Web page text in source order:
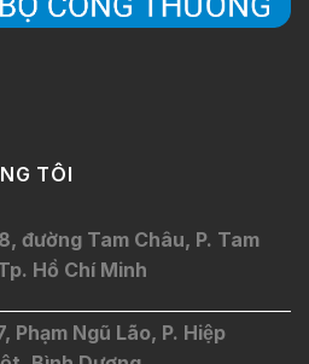
TÔI
đường Tam Châu, P. Tam
Hồ Chí Minh
Phạm Ngũ Lão, P. Hiệp